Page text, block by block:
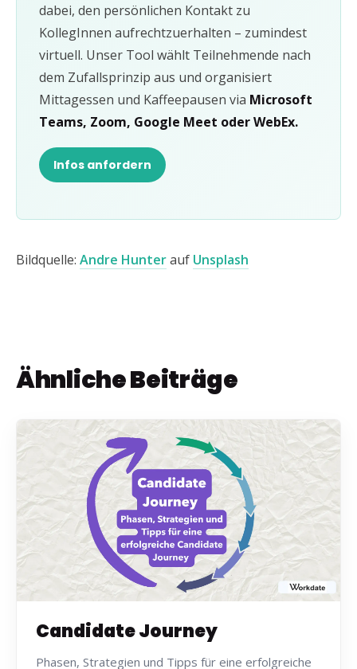
dabei, den persönlichen Kontakt zu
KollegInnen aufrechtzuerhalten – zumindest
virtuell. Unser Tool wählt Teilnehmende nach
dem Zufallsprinzip aus und organisiert
Mittagessen und Kaffeepausen via Microsoft
Teams, Zoom, Google Meet oder WebEx.
Infos anfordern
Bildquelle: Andre Hunterauf Unsplash
Ähnliche Beiträge
Candidate Journey
Phasen, Strategien und Tipps für eine erfolgreiche